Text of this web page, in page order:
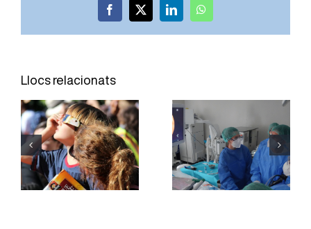
Facebook
X LinkedInWhatsApp
Llocs relacionats
d’Oftalmologia
Joan XXIII
reforça la
divulgació
per una
L’Hospital
una tècnica
per obtenir
mostres de
teixit
pulmonar